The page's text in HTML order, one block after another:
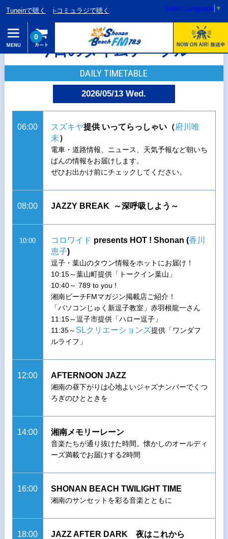
Tuneinで聴く i-コミュラジで聴く Select Language ▼
0
今日のタイムテーブル
DAILY TIMETABLE
2026/05/13 Wed.
06:00 スズキヤ提供 いってらっしゃい（府川唯
未）
電車・道路情報、ニュース、天気予報など朝いち
ばんの情報をお届けします。
ぜひお出かけ前にチェックしてください。
08:00 JAZZY BREAK ～深呼吸しよう～
10:00 コロワイド presents HOT ! Shonan (香川
恵子)
逗子・葉山のタウン情報をホットにお届け！
10:15～葉山町提供「トークイン葉山」
10:40～ 789 to you !
湘南ビーチFMマガジン掲載店ご紹介！
「パソコンじゅく新逗子教室」赤羽根龍一さん
11:15～逗子市提供「ハロー逗子」
11:35～ SLクリエーションズ提供「ワンダフ
ルライフ」
12:00 AFTERNOON JAZZ
湘南の昼下がりは心地よいジャズナンバーでくつ
ろぎのひとときを
14:00 湘南メモリーレーン
音楽たちが通り抜けた時間。懐かしのオールディ
ーズ満載でお届けする2時間
16:00 SHONAN BEACH TWILIGHT TIME
湘南のサンセットを彩る音楽とともに
18:00 JAZZ AFTER DARK 夜はこれから